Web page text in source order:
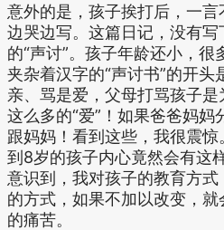
意外的是，孩子挨打后，一言
边哭边写。这篇日记，没有
的“声讨”。孩子年龄还小，
夹杂着汉字的“声讨书”的开
亲、骂是爱，父母打骂孩子
这么多的“爱”！如果爸爸妈
跟妈妈！看到这些，我很震
到8岁的孩子内心竟然会有这
意识到，我对孩子的教育方
的方式，如果不加以改变，
的痛苦。